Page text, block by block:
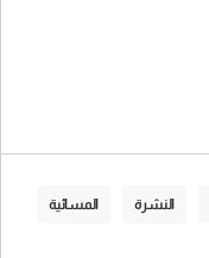
النشرة المسائية